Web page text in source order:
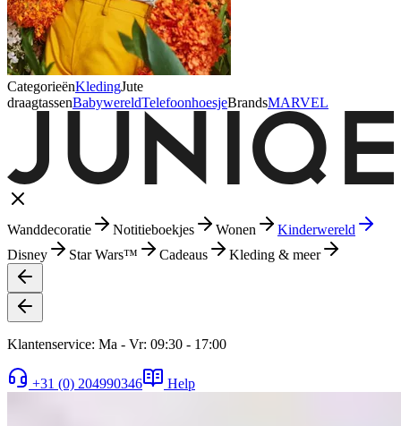
CategorieënKledingJute
draagtassenBabywereldTelefoonhoesjeBrandsMARVEL
Wanddecoratie Notitieboekjes Wonen
Kinderwereld
Disney
Star Wars™ Cadeaus Kleding & meer
Klantenservice: Ma - Vr: 09:30 - 17:00
+31 (0) 204990346 Help